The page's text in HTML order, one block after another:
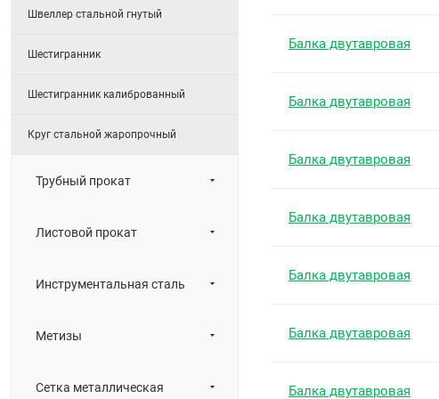
Швеллер стальной гнутый
Шестигранник
Шестигранник калиброванный
Круг стальной жаропрочный
Трубный прокат
Листовой прокат
Инструментальная сталь
Метизы
Сетка металлическая
Балка двутавровая
Балка двутавровая
Балка двутавровая
Балка двутавровая
Балка двутавровая
Балка двутавровая
Балка двутавровая